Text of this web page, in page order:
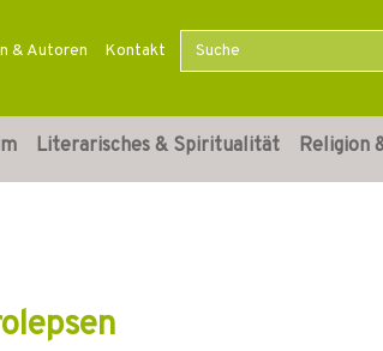
& Autoren Kontakt
Literarisches & Spiritualität Religion